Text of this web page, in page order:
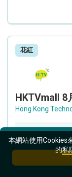
花紅
Hong Kong
多區
29,000 -
本網站使用Cookies
的私